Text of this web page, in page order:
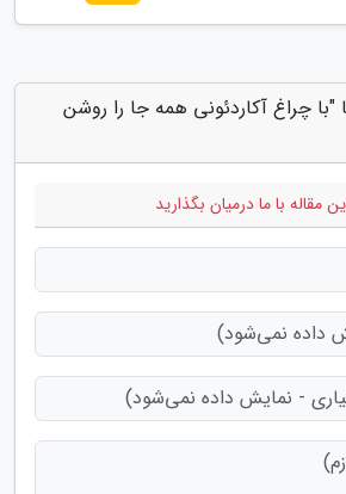
"با چراغ آکاردئونی همه جا را روشن
مقاله با ما درمیان بگذارید